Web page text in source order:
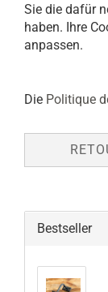
Sie die dafür
haben. Ihre
anpassen.
Die Politique
Bestseller